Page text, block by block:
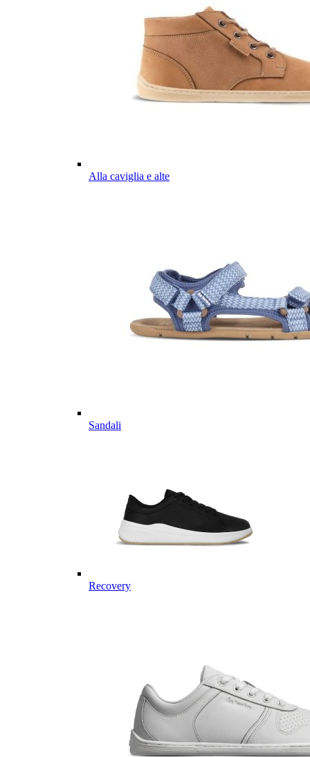
Alla caviglia e alte
Sandali
Recovery